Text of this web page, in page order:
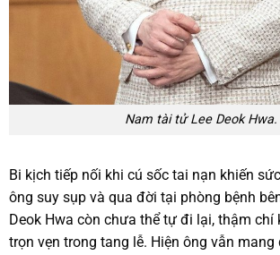
Nam tài tử Lee Deok Hwa.
Bi kịch tiếp nối khi cú sốc tai nạn khiến
ông suy sụp và qua đời tại phòng bệnh
Deok Hwa còn chưa thể tự đi lại, thậm chí
trọn vẹn trong tang lễ. Hiện ông vẫn mang